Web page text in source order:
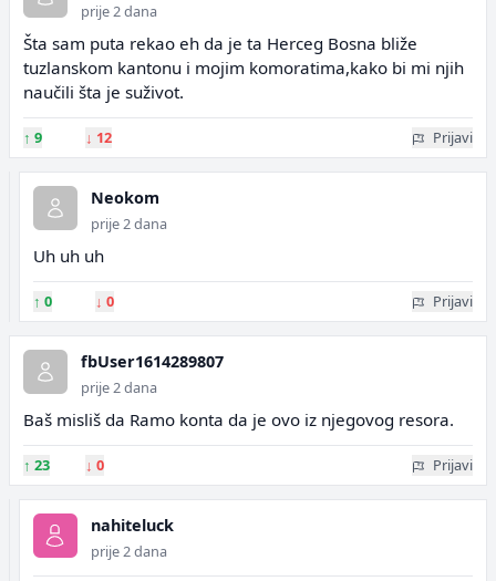
prije 2 dana
Šta sam puta rekao eh da je ta Herceg Bosna bliže
tuzlanskom kantonu i mojim komoratima,kako bi mi njih
naučili šta je suživot.
↑ 9 ↓ 12 Prijavi
Neokom
prije 2 dana
Uh uh uh
↑ 0 ↓ 0 Prijavi
fbUser1614289807
prije 2 dana
Baš misliš da Ramo konta da je ovo iz njegovog resora.
↑ 23 ↓ 0 Prijavi
nahiteluck
prije 2 dana